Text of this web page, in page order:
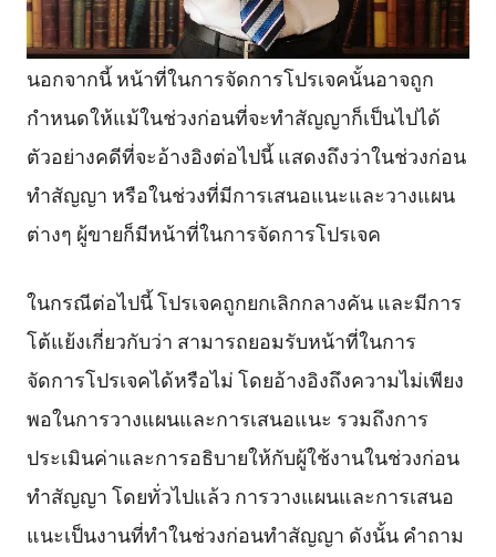
นอกจากนี้ หน้าที่ในการจัดการโปรเจคนั้นอาจถูก
กำหนดให้แม้ในช่วงก่อนที่จะทำสัญญาก็เป็นไปได้
ตัวอย่างคดีที่จะอ้างอิงต่อไปนี้ แสดงถึงว่าในช่วงก่อน
ทำสัญญา หรือในช่วงที่มีการเสนอแนะและวางแผน
ต่างๆ ผู้ขายก็มีหน้าที่ในการจัดการโปรเจค
ในกรณีต่อไปนี้ โปรเจคถูกยกเลิกกลางคัน และมีการ
โต้แย้งเกี่ยวกับว่า สามารถยอมรับหน้าที่ในการ
จัดการโปรเจคได้หรือไม่ โดยอ้างอิงถึงความไม่เพียง
พอในการวางแผนและการเสนอแนะ รวมถึงการ
ประเมินค่าและการอธิบายให้กับผู้ใช้งานในช่วงก่อน
ทำสัญญา โดยทั่วไปแล้ว การวางแผนและการเสนอ
แนะเป็นงานที่ทำในช่วงก่อนทำสัญญา ดังนั้น คำถาม